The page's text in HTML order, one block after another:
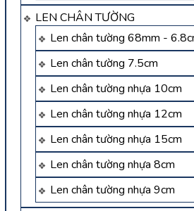
LEN CHÂN TƯỜNG
Len chân tường 68mm -
Len chân tường 7.5cm
Len chân tường nhựa 10cm
Len chân tường nhựa 12cm
Len chân tường nhựa 15cm
Len chân tường nhựa 8cm
Len chân tường nhựa 9cm